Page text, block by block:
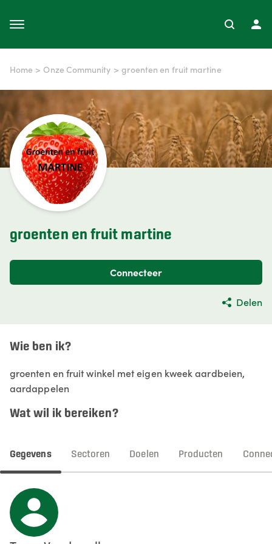
Home > Onze Community > groenten en fruit martine
groenten en fruit martine
Connecteer
Delen
Wie ben ik?
groenten en fruit winkel met eigen kweek aardbeien,
aardappelen
Wat wil ik bereiken?
Gegevens Sectoren Doelen Producten